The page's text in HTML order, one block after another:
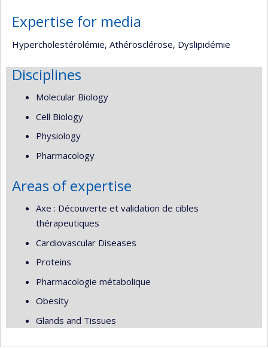
Expertise for media
Hypercholestérolémie, Athérosclérose, Dyslipidémie
Disciplines
Molecular Biology
Cell Biology
Physiology
Pharmacology
Areas of expertise
Axe : Découverte et validation de cibles
thérapeutiques
Cardiovascular Diseases
Proteins
Pharmacologie métabolique
Obesity
Glands and Tissues